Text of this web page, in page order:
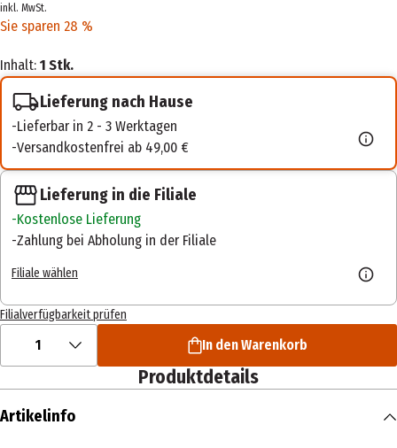
inkl. MwSt.
Sie sparen 28 %
Inhalt: 1 Stk.
Lieferung nach Hause
Lieferbar in 2 - 3 Werktagen
Versandkostenfrei ab 49,00 €
Lieferung in die Filiale
Kostenlose Lieferung
Zahlung bei Abholung in der Filiale
Filiale wählen
Filialverfügbarkeit prüfen
1 In den Warenkorb
Produktdetails
Artikelinfo